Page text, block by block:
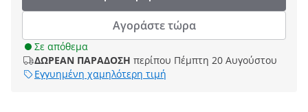
Αγοράστε τώρα
Σε απόθεμα
ΔΩΡΕΑΝ ΠΑΡΑΔΟΣΗ περίπου Πέμπτη 20 Αυγούστου
Εγγυημένη χαμηλότερη τιμή